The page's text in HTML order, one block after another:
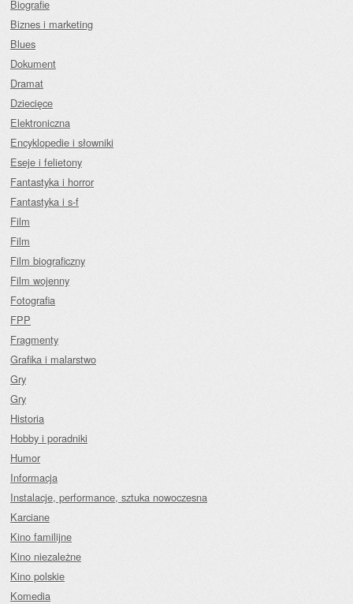
Biografie
Biznes i marketing
Blues
Dokument
Dramat
Dziecięce
Elektroniczna
Encyklopedie i słowniki
Eseje i felietony
Fantastyka i horror
Fantastyka i s-f
Film
Film
Film biograficzny
Film wojenny
Fotografia
FPP
Fragmenty
Grafika i malarstwo
Gry
Gry
Historia
Hobby i poradniki
Humor
Informacja
Instalacje, performance, sztuka nowoczesna
Karciane
Kino familijne
Kino niezależne
Kino polskie
Komedia